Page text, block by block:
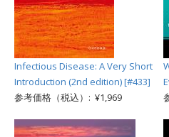
Infectious Disease: A Very Short
Introduction (2nd edition) [#433]
参考価格（税込）: ¥1,969